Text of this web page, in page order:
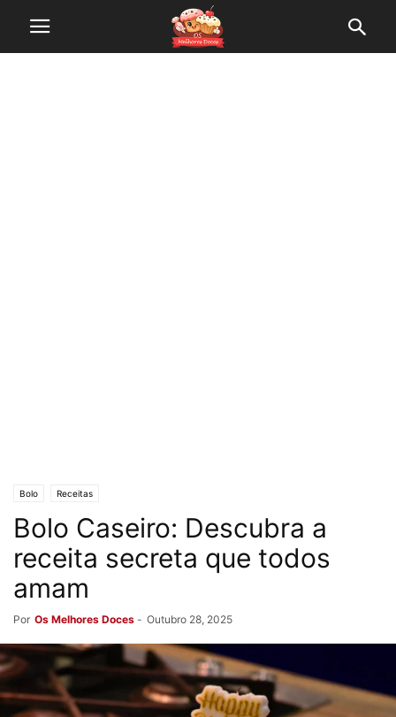
Bolo Receitas
Bolo Caseiro: Descubra a
receita secreta que todos
amam
Por Os Melhores Doces - Outubro 28, 2025